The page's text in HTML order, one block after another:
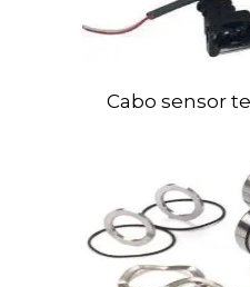
Cabo sensor